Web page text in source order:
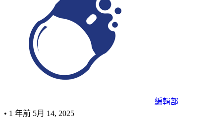
編輯部
• 1 年前 5月 14, 2025